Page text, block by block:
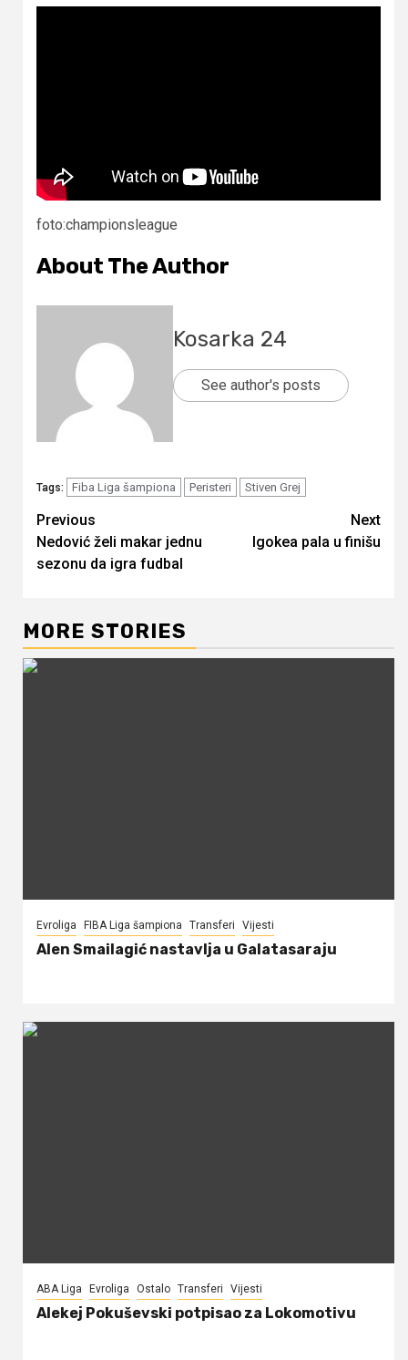
foto:championsleague
About The Author
Kosarka 24
See author's posts
Tags: Fiba Liga šampiona Peristeri Stiven Grej
Continue
Reading
Previous
Nedović želi makar jednu
sezonu da igra fudbal
Next
Igokea pala u finišu
MORE STORIES
Evroliga FIBA Liga šampiona Transferi Vijesti
Alen Smailagić nastavlja u Galatasaraju
ABA Liga Evroliga Ostalo Transferi Vijesti
Alekej Pokuševski potpisao za Lokomotivu